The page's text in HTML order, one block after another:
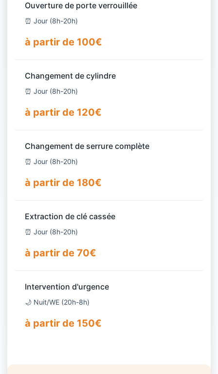
Ouverture de porte verrouillée
⏰ Jour (8h-20h)
à partir de 100€
Changement de cylindre
⏰ Jour (8h-20h)
à partir de 120€
Changement de serrure complète
⏰ Jour (8h-20h)
à partir de 180€
Extraction de clé cassée
⏰ Jour (8h-20h)
à partir de 70€
Intervention d'urgence
🌙 Nuit/WE (20h-8h)
à partir de 150€